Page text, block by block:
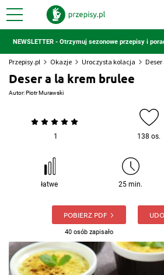
NEWSLETTER - Otrzymuj sezonowe przepisy i
Przepisy.pl Okazje Uroczysta kolacja
Deser a la krem brulee
Autor:Piotr Murawski
1 138 os.
łatwe 25 min.
POBIERZ PDF
40 osób zapisało